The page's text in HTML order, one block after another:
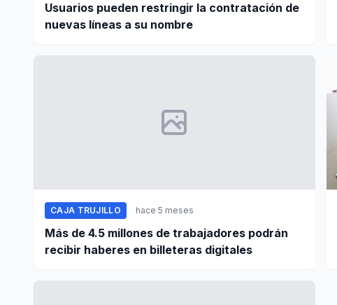
Usuarios pueden restringir la contratación de
nuevas líneas a su nombre
CAJA TRUJILLO hace 5 meses
Más de 4.5 millones de trabajadores podrán
recibir haberes en billeteras digitales